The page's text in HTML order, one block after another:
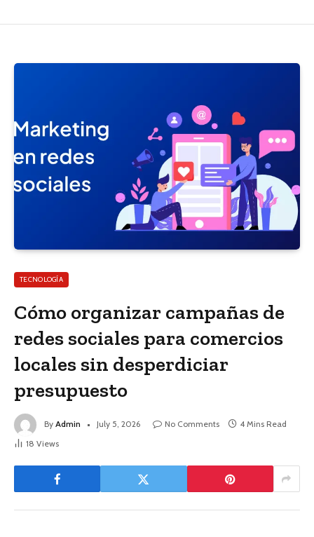
TECNOLOGÍA
Cómo organizar campañas de
redes sociales para comercios
locales sin desperdiciar
presupuesto
By Admin July 5, 2026 No Comments
4 Mins Read
18 Views